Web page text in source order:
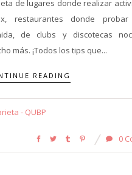
de lugares donde realizar
restaurantes donde probar
de clubs y discotecas
más. ¡Todos los tips que...
READING
- QUBP
0